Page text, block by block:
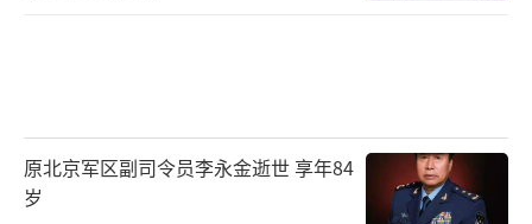
原北京军区副司令员李永金逝世 享年84
岁